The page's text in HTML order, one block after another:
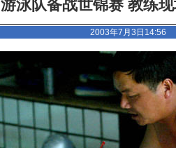
游泳队备战世锦赛 教练
2003年7月3日14:56